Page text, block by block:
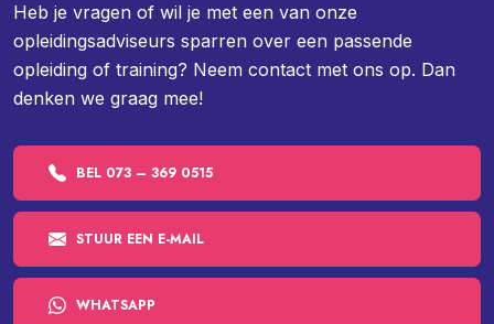
Heb je vragen of wil je met een van onze
opleidingsadviseurs sparren over een passende
opleiding of training? Neem contact met ons op. Dan
denken we graag mee!
BEL 073 – 369 0515
STUUR EEN E-MAIL
WHATSAPP